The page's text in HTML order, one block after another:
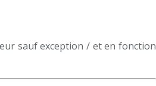
sauf exception / et en fonction